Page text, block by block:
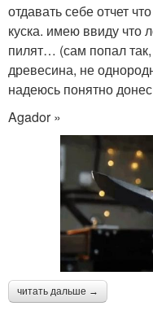
отдавать себе отчет
куска. имею ввиду что
пилят… (сам попал
древесина, не
надеюсь понятно
Agador »
читать дальше →